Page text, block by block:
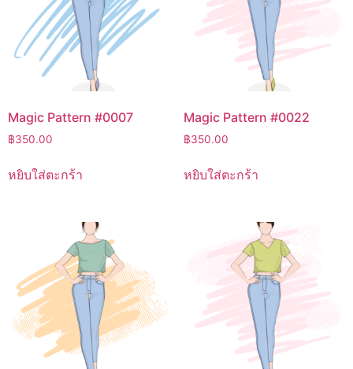
Magic Pattern #0007
฿350.00
หยิบใส่ตะกร้า
Magic Pattern #0022
฿350.00
หยิบใส่ตะกร้า